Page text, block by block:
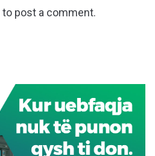
to post a comment.